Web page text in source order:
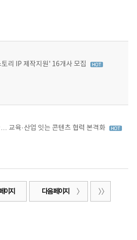
리 IP 제작지원' 16개사 모집
교육·산업 잇는 콘텐츠 협력 본격화
이지 다음 페이지